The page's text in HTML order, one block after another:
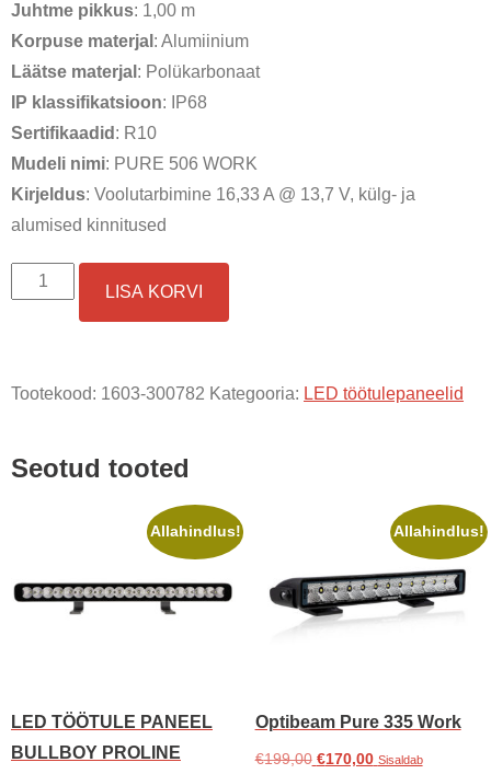
Juhtme pikkus: 1,00 m
Korpuse materjal : Alumiinium
Läätse materjal : Polükarbonaat
IP klassifikatsioon: IP68
Sertifikaadid : R10
Mudeli nimi: PURE 506 WORK
Kirjeldus: Voolutarbimine 16,33 A @ 13,7 V, külg- ja
alumised kinnitused
Optibeam
kogus
LISA KORVI
Tootekood: 1603-300782 Kategooria: LED töötulepaneelid
Seotud tooted
Allahindlus!
LED TÖÖTULE PANEEL
BULLBOY PROLINE
Allahindlus!
Optibeam Pure 335 Work
€199,00 Algne
€170,00Praegune
Sisaldab